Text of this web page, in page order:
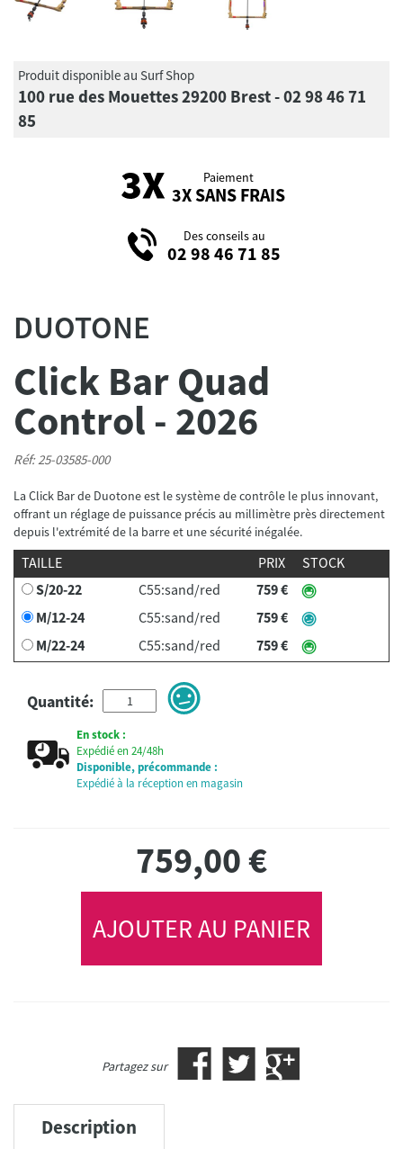
Produit disponible au Surf Shop
100 rue des Mouettes 29200 Brest - 02 98 46 71
85
Paiement
3X SANS FRAIS
Des conseils au
02 98 46 71 85
DUOTONE
Click Bar Quad
Control - 2026
Réf: 25-03585-000
La Click Bar de Duotone est le système de contrôle le plus innovant,
offrant un réglage de puissance précis au millimètre près directement
depuis l'extrémité de la barre et une sécurité inégalée.
TAILLE PRIX
STOCK
S/20-22
C55:sand/red
759 €
M/12-24
C55:sand/red
759 €
M/22-24
C55:sand/red 759 €
Quantité:
En stock :
Expédié en 24/48h
Disponible, précommande :
Expédié à la réception en magasin
759,00€
AJOUTER AU PANIER
Partagez sur
Description